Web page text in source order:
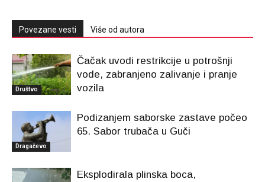
Povezane vesti Više od autora
Društvo
Čačak uvodi restrikcije u potrošnji
vode, zabranjeno zalivanje i pranje
vozila
Dragačevo
Podizanjem saborske zastave počeo
65. Sabor trubača u Guči
Eksplodirala plinska boca,